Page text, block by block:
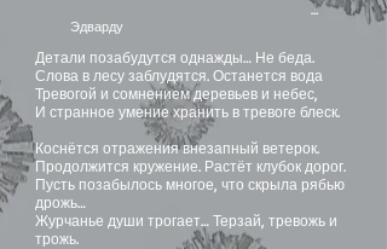
…
Эдварду
Детали позабудутся однажды… Не беда.
Слова в лесу заблудятся. Останется вода
Тревогой и сомнением деревьев и небес,
И странное умение хранить в тревоге блеск.
Коснётся отражения внезапный ветерок.
Продолжится кружение. Растёт клубок дорог.
Пусть позабылось многое, что скрыла рябью
дрожь…
Журчанье души трогает… Терзай, тревожь и
трожь.